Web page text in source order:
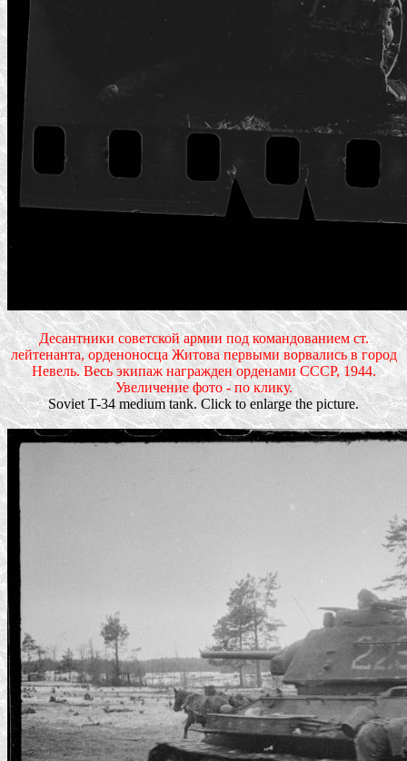
Десантники советской армии под командованием ст.
лейтенанта, орденоносца Житова первыми ворвались в город
Невель. Весь экипаж награжден орденами СССР, 1944.
Увеличение фото - по клику.
Soviet T-34 medium tank. Click to enlarge the picture.